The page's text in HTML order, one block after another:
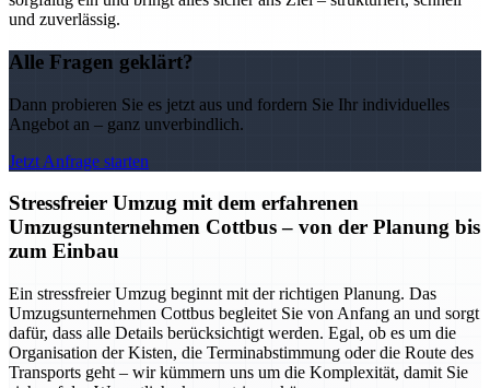
und zuverlässig.
Alle Fragen geklärt?
Dann probieren Sie es jetzt aus und fordern Sie Ihr individuelles
Angebot an – ganz unverbindlich.
Jetzt Anfrage starten
Stressfreier Umzug mit dem erfahrenen
Umzugsunternehmen Cottbus – von der Planung bis
zum Einbau
Ein stressfreier Umzug beginnt mit der richtigen Planung. Das
Umzugsunternehmen Cottbus begleitet Sie von Anfang an und sorgt
dafür, dass alle Details berücksichtigt werden. Egal, ob es um die
Organisation der Kisten, die Terminabstimmung oder die Route des
Transports geht – wir kümmern uns um die Komplexität, damit Sie